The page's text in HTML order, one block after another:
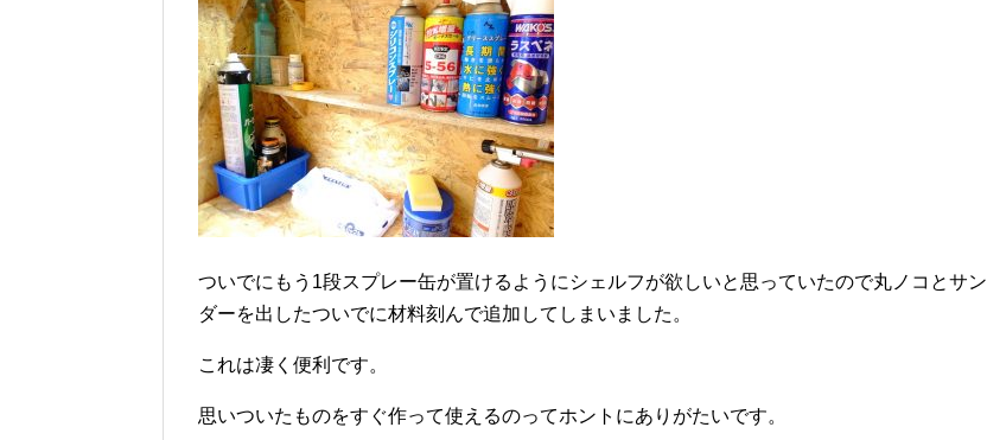
ついでにもう1段スプレー缶が置けるようにシェルフが欲しいと思っていたので丸ノコとサン
ダーを出したついでに材料刻んで追加してしまいました。
これは凄く便利です。
思いついたものをすぐ作って使えるのってホントにありがたいです。